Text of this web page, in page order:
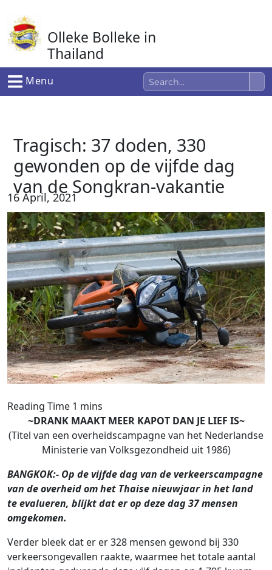
naar
de
inhoud
Olleke Bolleke in
Thailand
In Thailand
Menu
Tragisch: 37 doden, 330
gewonden op de vijfde dag
van de Songkran-vakantie
16 April, 2021
~DRANK MAAKT MEER KAPOT DAN JE LIEF IS~
(Titel van een overheidscampagne van het Nederlandse
Ministerie van Volksgezondheid uit 1986)
BANGKOK:- Op de vijfde dag van de verkeerscampagne
van de overheid om het Thaise nieuwjaar in het land
te evalueren, blijkt dat er op deze dag 37 mensen
omgekomen.
Verder bleek dat er er 328 mensen gewond bij 330
verkeersongevallen raakte, waarmee het totale aantal